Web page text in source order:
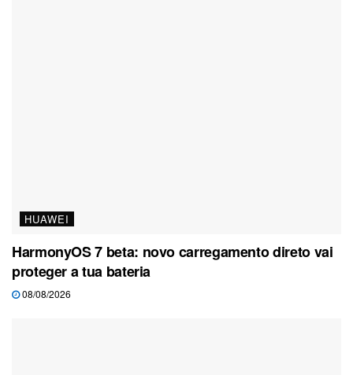
HUAWEI
HarmonyOS 7 beta: novo carregamento direto vai
proteger a tua bateria
08/08/2026